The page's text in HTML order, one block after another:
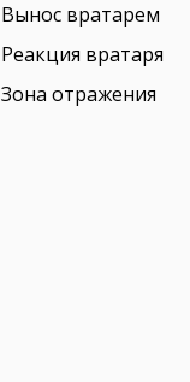
Вынос вратарем
Реакция вратаря
Зона отражения